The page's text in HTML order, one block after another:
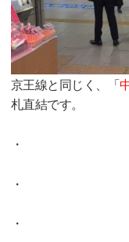
京王線と同じく、「
札直結です。
・
・
・